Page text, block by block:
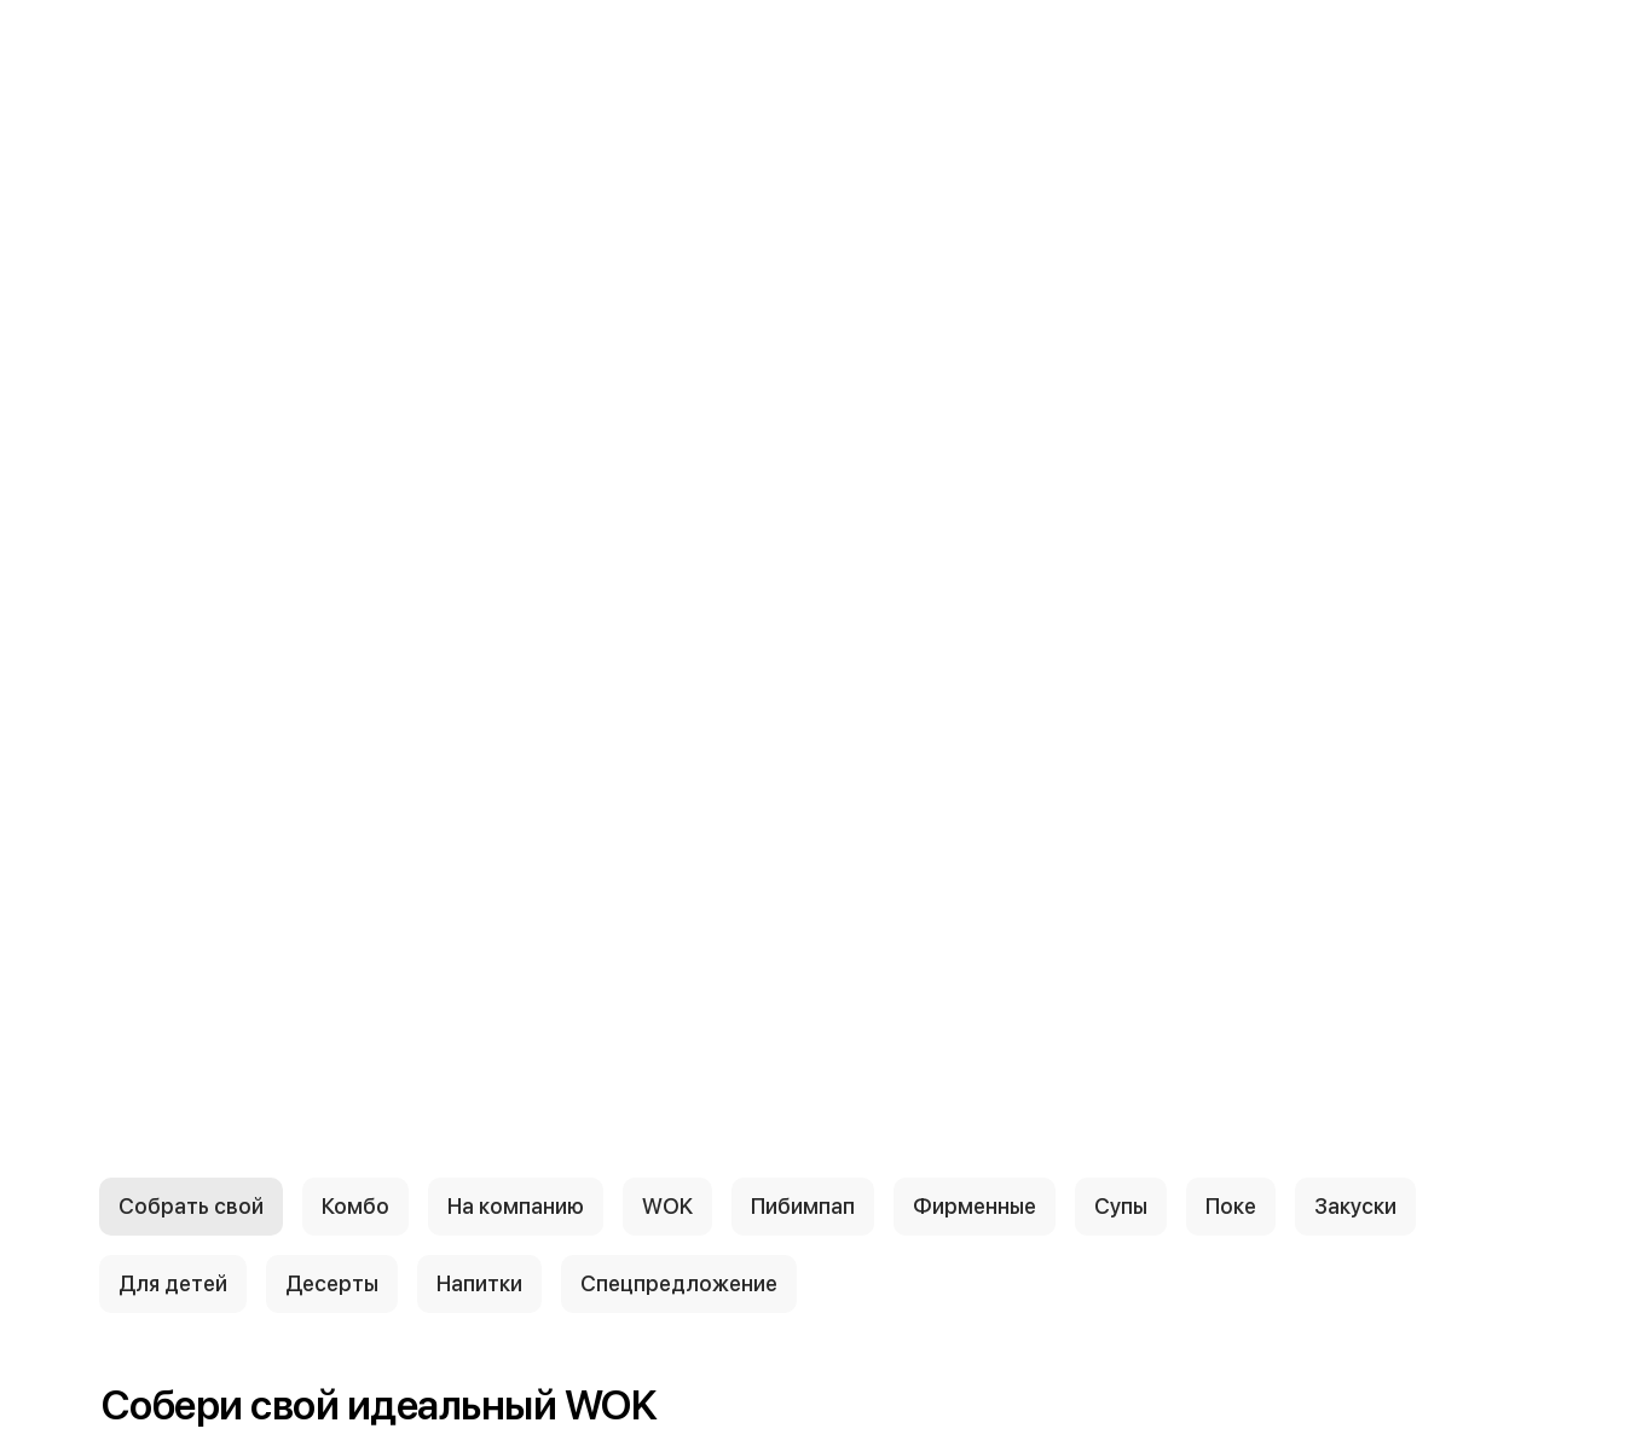
Собрать свой Комбо На компанию WOK Пибимпап Фирменные Супы Поке Закуски
Для детей Десерты Напитки Спецпредложение
Собери свой идеальный WOK